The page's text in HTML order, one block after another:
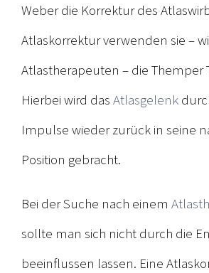
Weber die Korrektur des
Atlaskorrektur verwenden sie –
Atlastherapeuten – die Themper
Hierbei wird dasAtlasgelenk
Impulse wieder zurück in seine
Position gebracht.
Bei der Suche nach einem
sollte man sich nicht durch die
beeinflussen lassen. Eine